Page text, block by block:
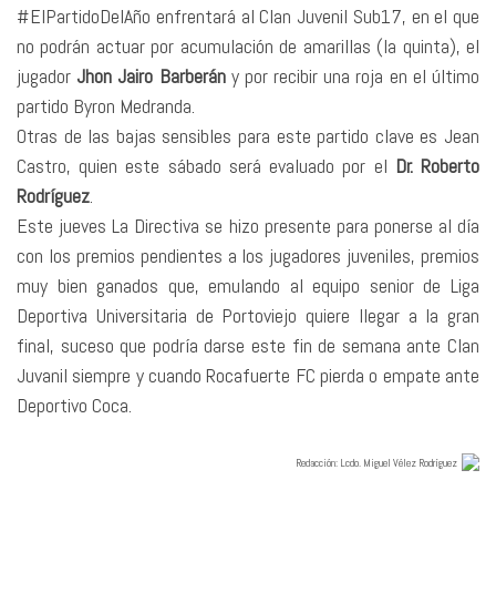
#ElPartidoDelAño enfrentará al Clan Juvenil Sub17, en el que
no podrán actuar por acumulación de amarillas (la quinta), el
jugador Jhon Jairo Barberán y por recibir una roja en el último
partido Byron Medranda.
Otras de las bajas sensibles para este partido clave es Jean
Castro, quien este sábado será evaluado por el Dr. Roberto
Rodríguez.
Este jueves La Directiva se hizo presente para ponerse al día
con los premios pendientes a los jugadores juveniles, premios
muy bien ganados que, emulando al equipo senior de Liga
Deportiva Universitaria de Portoviejo quiere llegar a la gran
final, suceso que podría darse este fin de semana ante Clan
Juvanil siempre y cuando Rocafuerte FC pierda o empate ante
Deportivo Coca.
Redacción: Lcdo. Miguel Vélez Rodríguez